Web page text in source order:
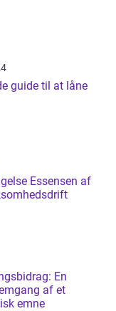
guide til at låne
af
En
af et
emne